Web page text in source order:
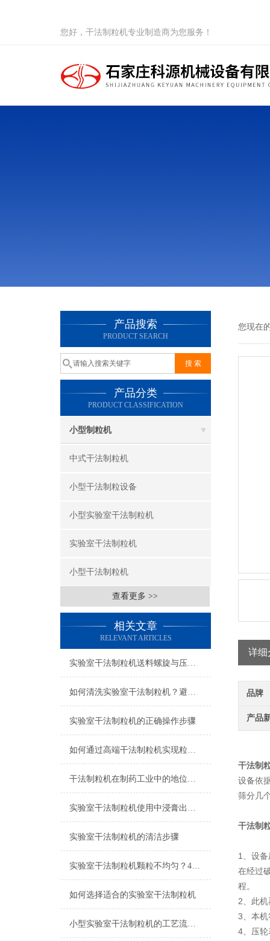
您好，干法制粒机专业制造商为您服务！
产品搜索
PRODUCT SEARCH
产品分类
PRODUCT CLASSIFICATION
小型制粒机
中式干法制粒机
小型干法制粒设备
小型实验室干法制粒机
实验室干法制粒机
小型干法制粒机
查看更多 >>
相关文章
RELEVANT ARTICLES
实验室干法制粒机送料螺旋与压轮间隙的精准调节方法
如何清洗实验室干法制粒机？避免交叉污染的有效方法
实验室干法制粒机的正确操作步骤
如何通过高端干法制粒机实现粒径均匀度的准确调控？
干法制粒机在制药工业中的地位与作用
实验室干法制粒机使用中浸膏出现问题怎么解决呢？
实验室干法制粒机的清洁步骤
实验室干法制粒机颗粒不均匀？4 个常见原因及解决办法
如何选择适合的实验室干法制粒机
小型实验室干法制粒机的工艺流程是怎样的？
您现在
详细
品牌
产品
干法制
设备依
筛分几
干法制
1、设
在经过
程。
2、此
3、本
4、压